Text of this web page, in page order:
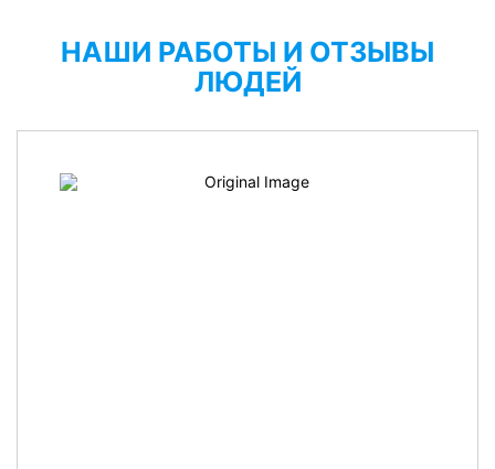
НАШИ РАБОТЫ И ОТЗЫВЫ
ЛЮДЕЙ